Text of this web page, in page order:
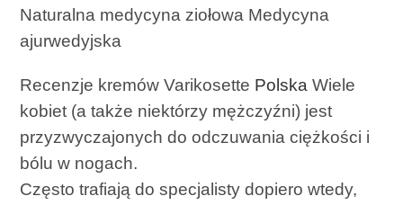
Naturalna medycyna ziołowa Medycyna
ajurwedyjska
Recenzje kremów Varikosette Polska Wiele
kobiet (a także niektórzy mężczyźni) jest
przyzwyczajonych do odczuwania ciężkości i
bólu w nogach.
Często trafiają do specjalisty dopiero wtedy,